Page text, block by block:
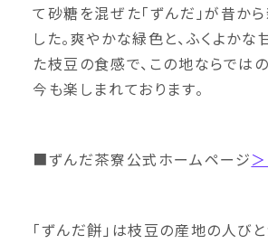
て砂糖を混ぜた「ずんだ」が昔か
した。爽やかな緑色と、ふくよかな
た枝豆の食感で、この地ならでは
今も楽しまれております。
■ずんだ茶寮公式ホームページ
「ずんだ餅」は枝豆の産地の人び